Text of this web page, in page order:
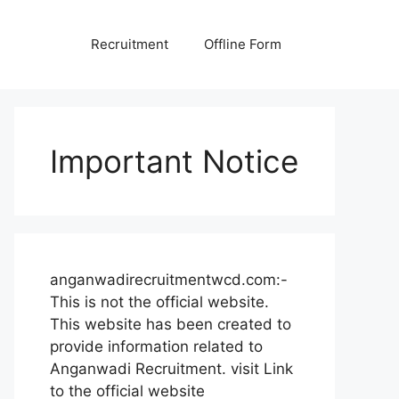
Recruitment Offline Form
Important Notice
anganwadirecruitmentwcd.com:-
This is not the official website.
This website has been created to
provide information related to
Anganwadi Recruitment. visit Link
to the official website